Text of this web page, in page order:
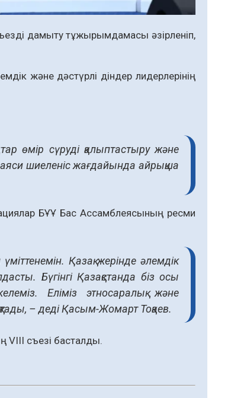
дамыту тұжырымдамасы әзірленіп,
және дәстүрлі діндер лидерлерінің
өмір сүруді қалыптастыру және
шиеленіс жағдайында айрықша
БҰҰ Бас Ассамблеясының ресми
Қазақ жерінде әлемдік
Бүгінгі Қазақстанда біз осы
Еліміз этносаралық және
– деді Қасым-Жомарт Тоқаев.
VIII съезі басталды.